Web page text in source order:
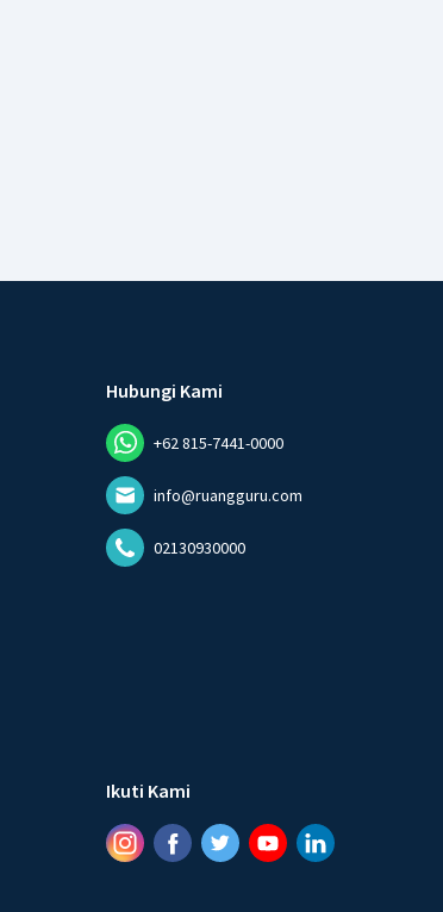
Hubungi Kami
+62 815-7441-0000
info@ruangguru.com
02130930000
Ikuti Kami